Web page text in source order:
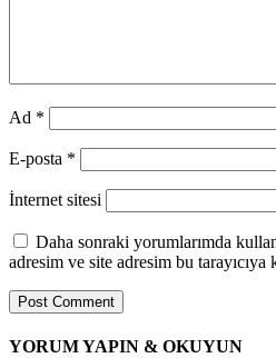
Ad *
E-posta *
İnternet sitesi
Daha sonraki yorumlarımda
adresim ve site adresim bu tarayıcıya
YORUM YAPIN & OKUYUN